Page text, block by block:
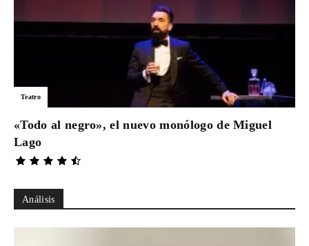
Teatro
«Todo al negro», el nuevo monólogo de Miguel
Lago
Análisis